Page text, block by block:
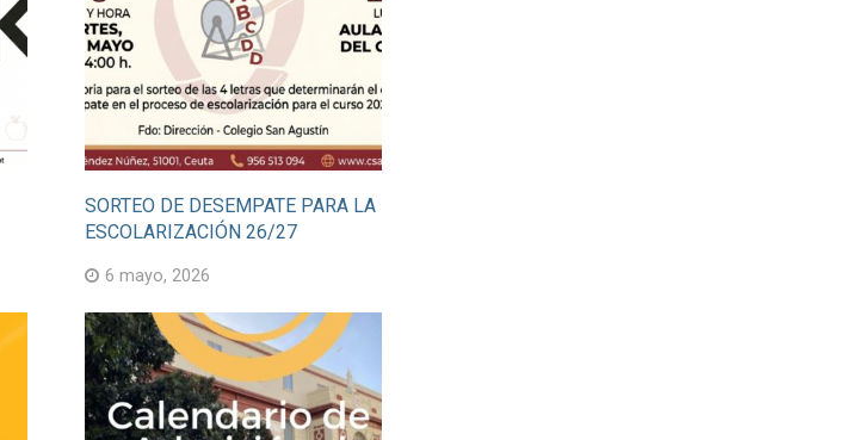
SORTEO DE DESEMPATE PARA LA
ESCOLARIZACIÓN 26/27
6 mayo, 2026